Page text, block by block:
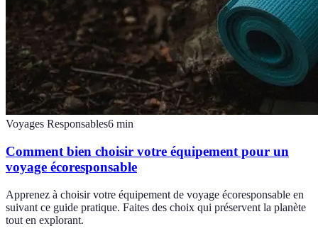
Voyages Responsables6 min
Comment bien choisir votre équipement pour un
voyage écoresponsable
Apprenez à choisir votre équipement de voyage écoresponsable en
suivant ce guide pratique. Faites des choix qui préservent la planète
tout en explorant.